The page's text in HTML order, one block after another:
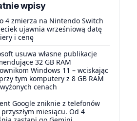
wpisy
4 zmierza na Nintendo Switch
ujawnia wrześniową datę
i cenę
usuwa własne publikacje
32 GB RAM
Windows 11 – wciskając
tym komputery z 8 GB RAM
cenach
Google zniknie z telefonów
miesiącu. Od 4